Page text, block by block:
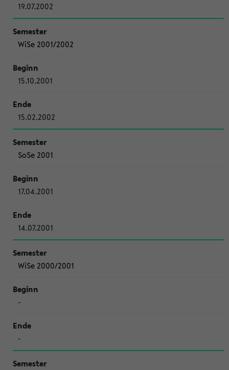
19.07.2002
WiSe 2001/2002
15.10.2001
15.02.2002
SoSe 2001
17.04.2001
14.07.2001
WiSe 2000/2001
-
-